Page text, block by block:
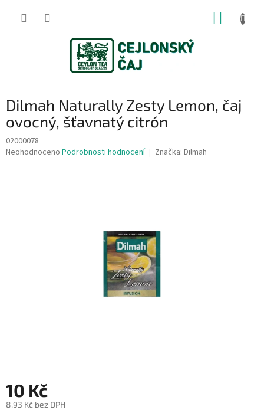
Dilmah Naturally Zesty Lemon, čaj
ovocný, šťavnatý citrón
02000078
Průměrné
Neohodnoceno Podrobnosti hodnocení Značka: Dilmah
10 Kč
8,93 Kč bez DPH